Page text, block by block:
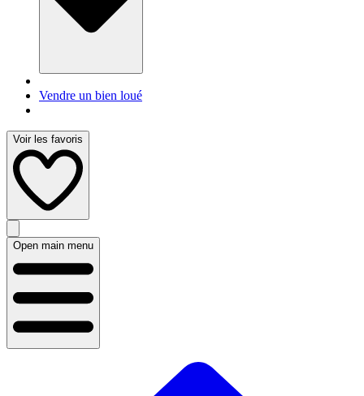
Vendre un bien loué
Voir les favoris
Open main menu